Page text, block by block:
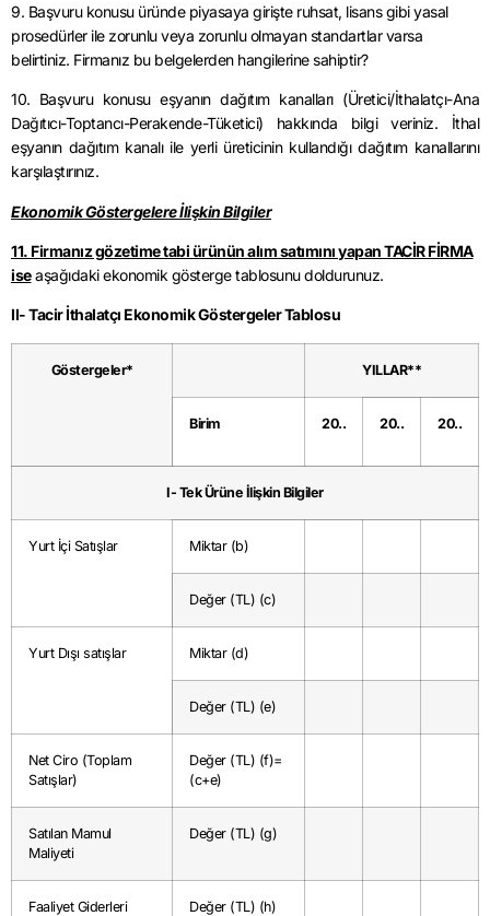
9. Başvuru konusu üründe piyasaya girişte ruhsat, lisans gibi yasal
prosedürler ile zorunlu veya zorunlu olmayan standartlar varsa
belirtiniz. Firmanız bu belgelerden hangilerine sahiptir?
10. Başvuru konusu eşyanın dağıtım kanalları (Üretici/İthalatçı-Ana
Dağıtıcı-Toptancı-Perakende-Tüketici) hakkında bilgi veriniz. İthal
eşyanın dağıtım kanalı ile yerli üreticinin kullandığı dağıtım kanallarını
karşılaştırınız.
Ekonomik Göstergelere İlişkin Bilgiler
11. Firmanız gözetime tabi ürünün alım satımını yapan TACİR FİRMA
iseaşağıdaki ekonomik gösterge tablosunu doldurunuz.
II- Tacir İthalatçı Ekonomik Göstergeler Tablosu
Göstergeler* YILLAR**
Birim 20.. 20.. 20..
I- Tek Ürüne İlişkin Bilgiler
Yurt İçi Satışlar Miktar (b)
Değer (TL) (c)
Yurt Dışı satışlar Miktar (d)
Değer (TL) (e)
Net Ciro (Toplam
Satışlar)
Değer (TL) (f)=
(c+e)
Satılan Mamul
Maliyeti
Değer (TL) (g)
Faaliyet Giderleri Değer (TL) (h)